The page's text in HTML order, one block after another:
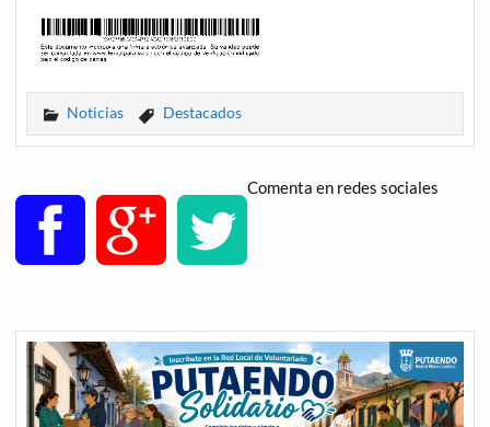
Noticias Destacados
Comenta en redes sociales